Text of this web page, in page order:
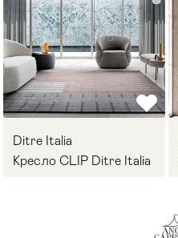
Ditre Italia
Кресло CLIP Ditre Italia